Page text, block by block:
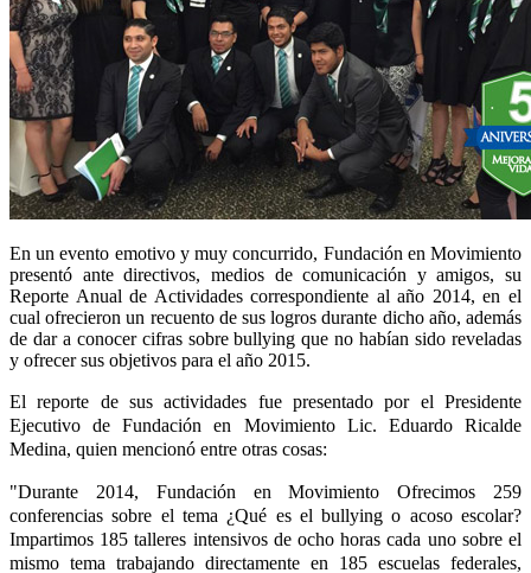
En un evento emotivo y muy concurrido, Fundación en Movimiento
presentó ante directivos, medios de comunicación y amigos, su
Reporte Anual de Actividades correspondiente al año 2014, en el
cual ofrecieron un recuento de sus logros durante dicho año, además
de dar a conocer cifras sobre bullying que no habían sido reveladas
y ofrecer sus objetivos para el año 2015.
El reporte de sus actividades fue presentado por el Presidente
Ejecutivo de Fundación en Movimiento Lic. Eduardo Ricalde
Medina, quien mencionó entre otras cosas:
"Durante 2014, Fundación en Movimiento Ofrecimos 259
conferencias sobre el tema ¿Qué es el bullying o acoso escolar?
Impartimos 185 talleres intensivos de ocho horas cada uno sobre el
mismo tema trabajando directamente en 185 escuelas federales,